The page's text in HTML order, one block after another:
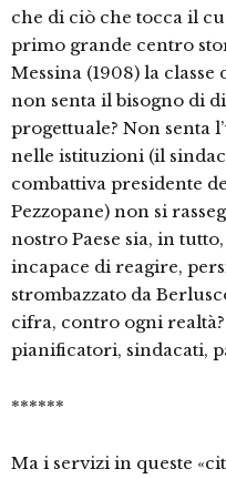
che di ciò che tocca il
primo grande centro
Messina (1908) la
non senta il bisogno di
progettuale? Non senta
nelle istituzioni (il
combattiva presidente
Pezzopane) non si
nostro Paese sia, in
incapace di reagire,
strombazzato da
cifra, contro ogni
pianificatori, sindacati,
******
Ma i servizi in queste